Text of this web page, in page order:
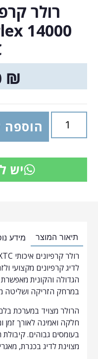
14000
₪
הוספה
יש
תיאור המוצר מידע
לדיג קרפיונים מקצועי
הגדולה והקונית
במרחק הזריקה ושליטה
הרולר מצויד במערכת
חלקה ואמינה לאורך
בעומסים גבוהים.
מצוינת לדיג בכנרת,